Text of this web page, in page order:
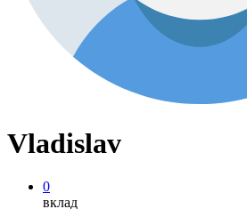
Vladislav
0
вклад